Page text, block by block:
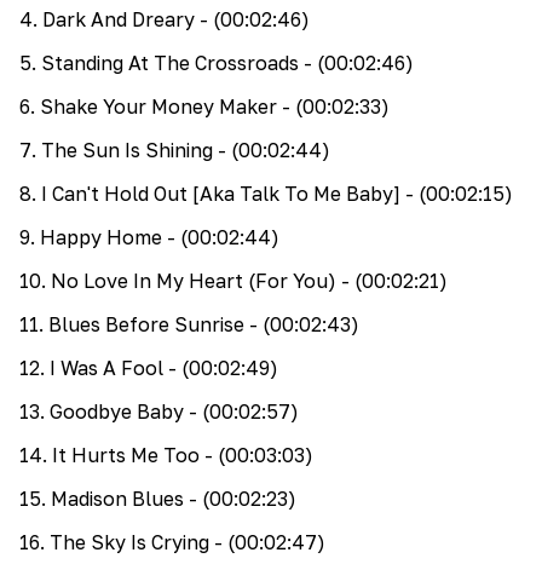
4. Dark And Dreary - (00:02:46)
5. Standing At The Crossroads - (00:02:46)
6. Shake Your Money Maker - (00:02:33)
7. The Sun Is Shining - (00:02:44)
8. I Can't Hold Out [Aka Talk To Me Baby] - (00:02:15)
9. Happy Home - (00:02:44)
10. No Love In My Heart (For You) - (00:02:21)
11. Blues Before Sunrise - (00:02:43)
12. I Was A Fool - (00:02:49)
13. Goodbye Baby - (00:02:57)
14. It Hurts Me Too - (00:03:03)
15. Madison Blues - (00:02:23)
16. The Sky Is Crying - (00:02:47)